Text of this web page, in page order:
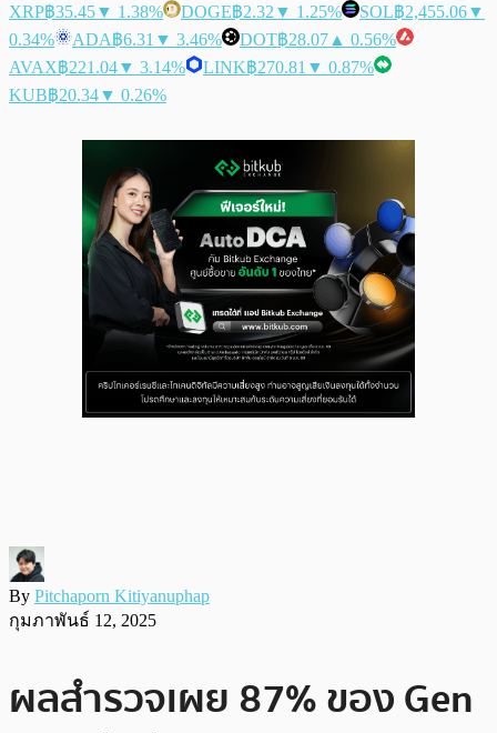
XRP฿35.45▼ 1.38% DOGE฿2.32 ▼ 1.25% SOL฿2,455.06▼
0.34%
ADA฿6.31 ▼ 3.46% DOT฿28.07 ▲ 0.56%
AVAX฿221.04▼ 3.14% LINK฿270.81 ▼ 0.87%
KUB฿20.34▼ 0.26%
By Pitchaporn Kitiyanuphap
กุมภาพันธ์ 12, 2025
ผลสำรวจเผย 87% ของ Gen